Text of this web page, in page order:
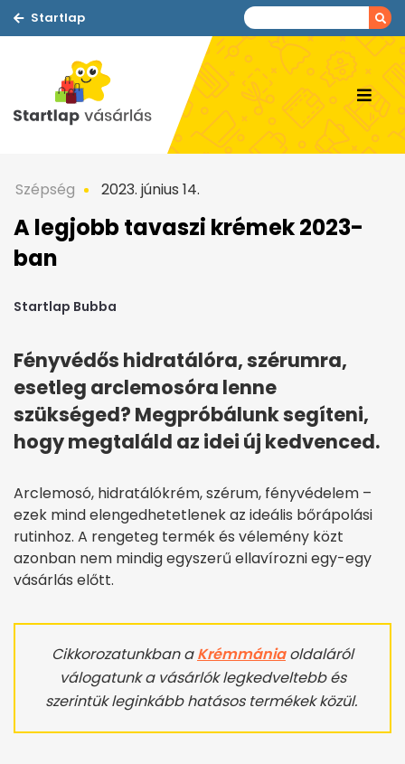
Startlap
Szépség 2023. június 14.
A legjobb tavaszi krémek 2023-
ban
Startlap Bubba
Fényvédős hidratálóra, szérumra,
esetleg arclemosóra lenne
szükséged? Megpróbálunk segíteni,
hogy megtaláld az idei új kedvenced.
Arclemosó, hidratálókrém, szérum, fényvédelem –
ezek mind elengedhetetlenek az ideális bőrápolási
rutinhoz. A rengeteg termék és vélemény közt
azonban nem mindig egyszerű ellavírozni egy-egy
vásárlás előtt.
Cikkorozatunkban aKrémmániaoldaláról
válogatunk a vásárlók legkedveltebb és
szerintük leginkább hatásos termékek közül.